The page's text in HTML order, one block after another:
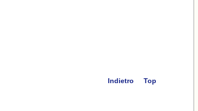
Indietro
Top